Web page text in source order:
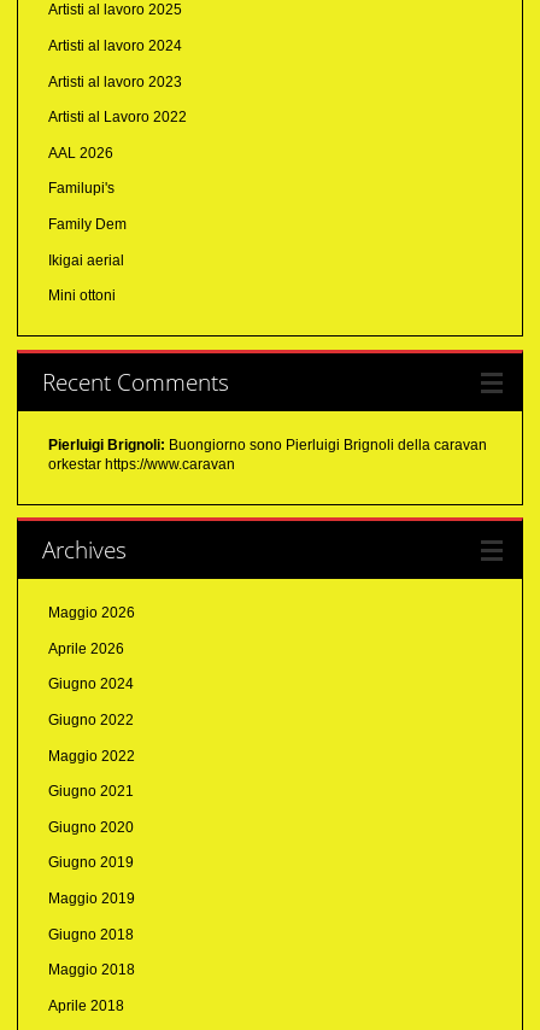
Artisti al lavoro 2025
Artisti al lavoro 2024
Artisti al lavoro 2023
Artisti al Lavoro 2022
AAL 2026
Familupi's
Family Dem
Ikigai aerial
Mini ottoni
Recent Comments
Pierluigi Brignoli: Buongiorno sono Pierluigi Brignoli della caravan
orkestar https://www.caravan
Archives
Maggio 2026
Aprile 2026
Giugno 2024
Giugno 2022
Maggio 2022
Giugno 2021
Giugno 2020
Giugno 2019
Maggio 2019
Giugno 2018
Maggio 2018
Aprile 2018